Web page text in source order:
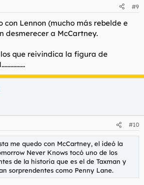
#9
con Lennon (mucho más rebelde e
desmerecer a McCartney.
que reivindica la figura de
#10
me quedo con McCartney, el ideó la
Never Knows tocó uno de los
de la historia que es el de Taxman y
sorprendentes como Penny Lane.